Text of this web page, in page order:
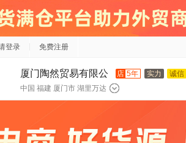
登录 免费注册
厦门陶然贸易有限公
司
店 5年 实力 诚信
中国 福建 厦门市 湖里万达